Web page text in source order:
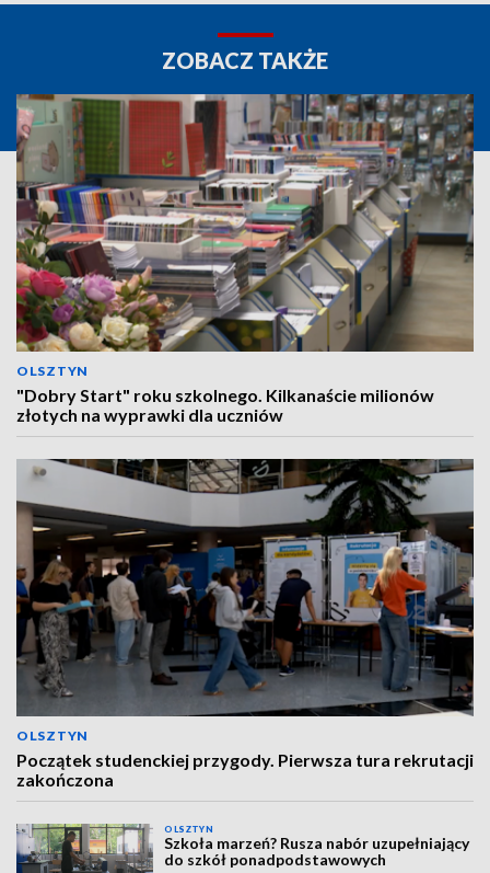
ZOBACZ TAKŻE
OLSZTYN
"Dobry Start" roku szkolnego. Kilkanaście milionów
złotych na wyprawki dla uczniów
OLSZTYN
Początek studenckiej przygody. Pierwsza tura rekrutacji
zakończona
OLSZTYN
Szkoła marzeń? Rusza nabór uzupełniający
do szkół ponadpodstawowych